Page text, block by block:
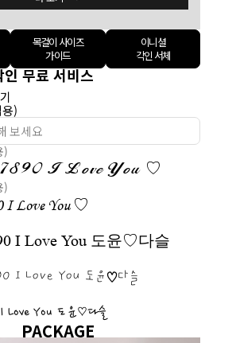
목걸이 사이즈
가이드
이니셜
각인 서체
무료 서비스
)
)
I Love You ♡
)
I Love You ♡
I Love You 도윤♡다슬
I Love You 도윤♡다슬
You 도윤♡다슬
PACKAGE